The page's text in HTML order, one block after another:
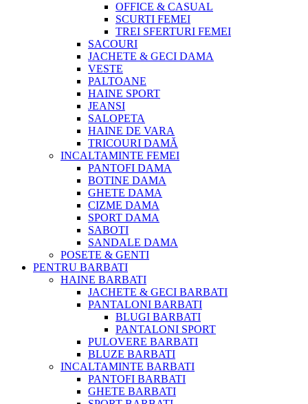
OFFICE & CASUAL
SCURTI FEMEI
TREI SFERTURI FEMEI
SACOURI
JACHETE & GECI DAMA
VESTE
PALTOANE
HAINE SPORT
JEANSI
SALOPETA
HAINE DE VARA
TRICOURI DAMĂ
INCALTAMINTE FEMEI
PANTOFI DAMA
BOTINE DAMA
GHETE DAMA
CIZME DAMA
SPORT DAMA
SABOTI
SANDALE DAMA
POSETE & GENTI
PENTRU BARBATI
HAINE BARBATI
JACHETE & GECI BARBATI
PANTALONI BARBATI
BLUGI BARBATI
PANTALONI SPORT
PULOVERE BARBATI
BLUZE BARBATI
INCALTAMINTE BARBATI
PANTOFI BARBATI
GHETE BARBATI